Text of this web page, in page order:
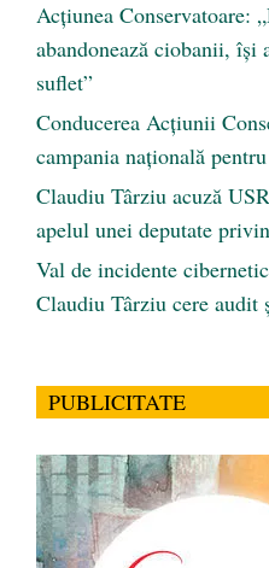
Acțiunea Conservatoare:
abandonează ciobanii, își
suflet”
Conducerea Acțiunii
campania națională
Claudiu Târziu acuză
apelul unei deputate
Val de incidente
Claudiu Târziu cere audit
PUBLICITATE